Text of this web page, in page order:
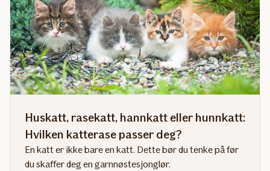
alt
du
trenger
å
vite
Huskatt, rasekatt, hannkatt eller hunnkatt:
Hvilken katterase passer deg?
En katt er ikke bare en katt. Dette bør du tenke på før
du skaffer deg en garnnøstesjonglør.